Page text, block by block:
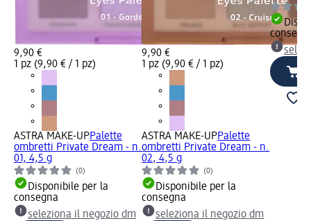
9,90 €
1 pz (9,90 € / 1 pz)
ASTRA MAKE-UPPalette
ombretti Private Dream - n.
01, 4,5 g
(0)
Disponibile per la
consegna
seleziona il negozio dm
9,90 €
1 pz (9,90 € / 1 pz)
ASTRA MAKE-UPPalette
ombretti Private Dream - n.
02, 4,5 g
(0)
Disponibile per la
consegna
seleziona il negozio dm